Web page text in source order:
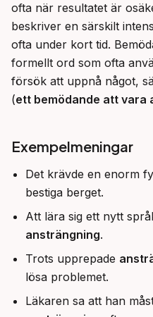
ofta när resultatet är
beskriver en särskilt
ofta under kort tid.
formellt ord som ofta
försök att uppnå något,
(ett bemödande att vara
Exempelmeningar
Det krävde en enorm
bestiga berget.
Att lära sig ett nytt
ansträngning.
Trots upprepade
lösa problemet.
Läkaren sa att han